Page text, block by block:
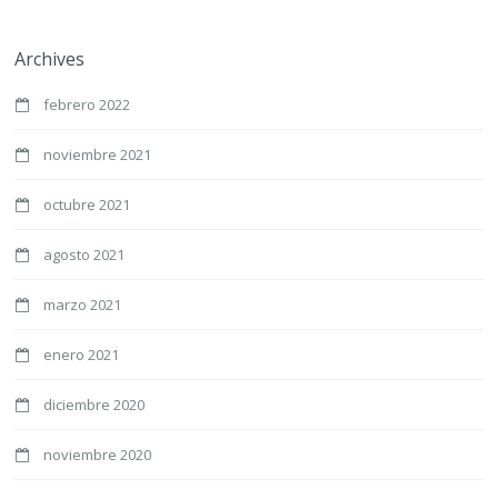
Archives
febrero 2022
noviembre 2021
octubre 2021
agosto 2021
marzo 2021
enero 2021
diciembre 2020
noviembre 2020